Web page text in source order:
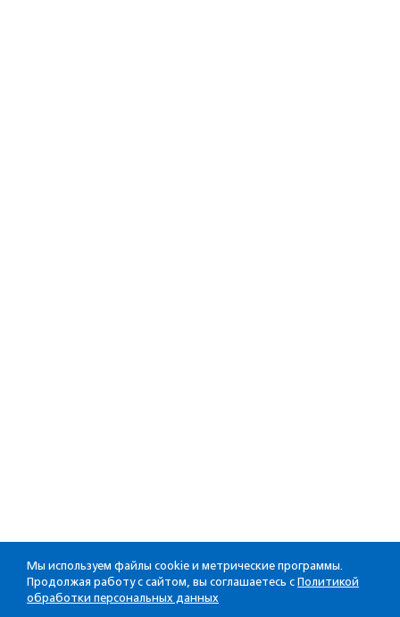
Мы используем файлы cookie и метрические программы.
Продолжая работу с сайтом, вы соглашаетесь с Политикой
обработки персональных данных